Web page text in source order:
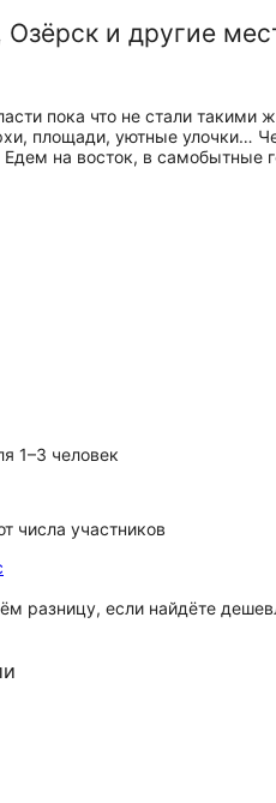
Озёрск и другие
пока что не стали
площади, уютные улочки…
на восток, в самобытные
1–3 человек
числа участников
разницу, если найдёте